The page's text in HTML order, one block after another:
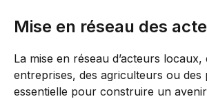
Mise en réseau des
La mise en réseau d’acteurs locaux,
entreprises, des agriculteurs ou des
essentielle pour construire un